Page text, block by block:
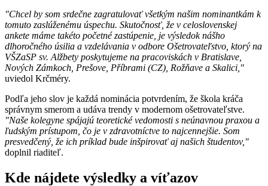
"Chcel by som srdečne zagratulovať všetkým našim nominantkám k
tomuto zaslúženému úspechu. Skutočnosť, že v celoslovenskej
ankete máme takéto početné zastúpenie, je výsledok nášho
dlhoročného úsilia a vzdelávania v odbore Ošetrovateľstvo, ktorý na
VŠZaSP sv. Alžbety poskytujeme na pracoviskách v Bratislave,
Nových Zámkoch, Prešove, Příbrami (CZ), Rožňave a Skalici,"
uviedol Krčméry.
Podľa jeho slov je každá nominácia potvrdením, že škola kráča
správnym smerom a udáva trendy v modernom ošetrovateľstve.
"Naše kolegyne spájajú teoretické vedomosti s neúnavnou praxou a
ľudským prístupom, čo je v zdravotníctve to najcennejšie. Som
presvedčený, že ich príklad bude inšpirovať aj našich študentov,"
doplnil riaditeľ.
Kde nájdete výsledky a víťazov